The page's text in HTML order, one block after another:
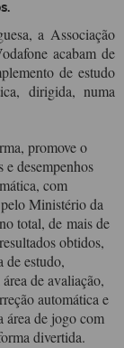
a Associação
acabam de
de estudo
dirigida, numa
promove o
desempenhos
com
Ministério da
total, de mais de
obtidos,
de estudo,
de avaliação,
automática e
área de jogo com
divertida.